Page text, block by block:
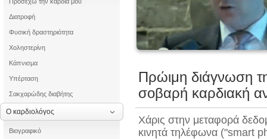
Διατροφή
Φυσική δραστηριότητα
Χοληστερίνη
Κάπνισμα
Υπέρταση
Σακχαρώδης διαβήτης
Ο καρδιολόγος
Βιογραφικό
Πρώιμη διάγνωση
σοβαρή καρδιακή
Χάρις στην μεταφορά
κινητά τηλέφωνα ("smart